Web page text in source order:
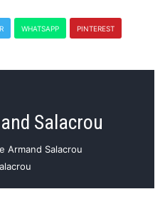
WHATSAPP PINTEREST
Salacrou
Salacrou